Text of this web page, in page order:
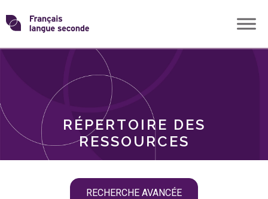
Skip
toTransformons
langue
RÉPERTOIRE DES
RESSOURCES
RECHERCHE AVANCÉE
THÈMES